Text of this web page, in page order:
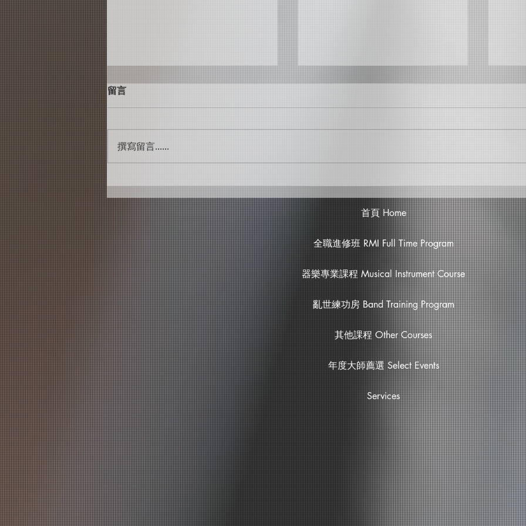
李芳旭／吉他師資
留言
撰寫留言......
首頁 Home
全職進修班 RMI Full Time Program
器樂專業課程 Musical Instrument Course
亂世練功房 Band Training Program
其他課程 Other Courses
年度大師薦選 Select Events
Services